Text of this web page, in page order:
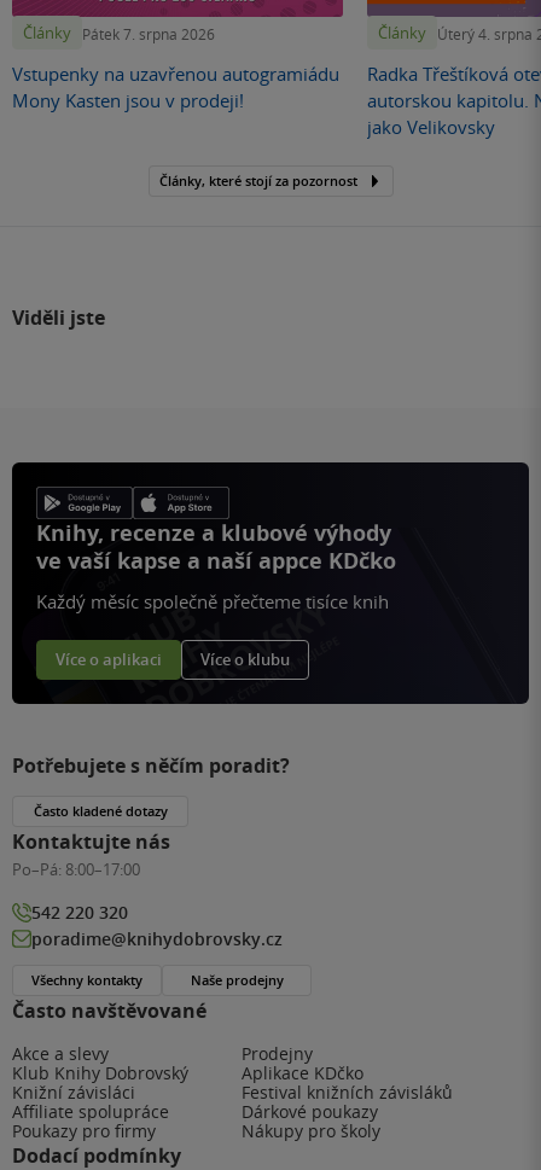
Články Pátek 7. srpna 2026
Vstupenky na uzavřenou autogramiádu
Mony Kasten jsou v prodeji!
Články Úterý 4. srpna
Radka Třeštíková
autorskou kapitolu.
jako Velikovsky
Články, které stojí za pozornost
Viděli jste
Knihy, recenze a klubové výhody
ve vaší kapse a naší appce KDčko
Každý měsíc společně přečteme tisíce knih
Více o aplikaci Více o klubu
Často navštěvované
Akce a slevy
Prodejny
Klub Knihy Dobrovský
Aplikace KDčko
Knižní závisláci
Festival knižních závisláků
Affiliate spolupráce
Dárkové poukazy
Poukazy pro firmy
Nákupy pro školy
Dodací podmínky
Potřebujete s něčím poradit?
Často kladené dotazy
Kontaktujte nás
Po–Pá: 8:00–17:00
542 220 320
poradime@knihydobrovsky.cz
Všechny kontakty Naše prodejny